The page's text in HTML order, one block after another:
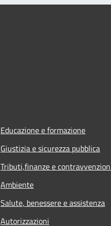
Educazione e formazione
Giustizia e sicurezza pubblica
Tributi,finanze e
Ambiente
Salute, benessere e assistenza
Autorizzazioni